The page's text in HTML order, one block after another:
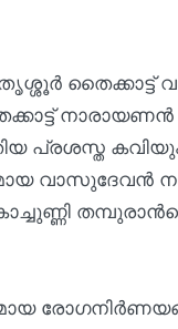
തൈക്കാട്ട്
പ്രശസ്ത
വാസുദേവൻ
തമ്പുരാന്‍റെ